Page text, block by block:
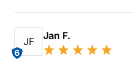
JF
6
Jan F.